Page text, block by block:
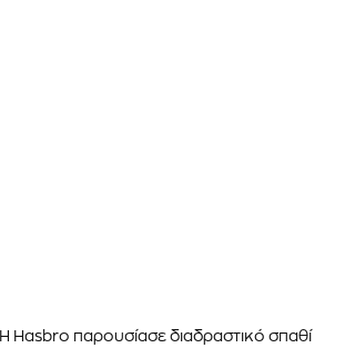
Η Hasbro παρουσίασε διαδραστικό σπαθί